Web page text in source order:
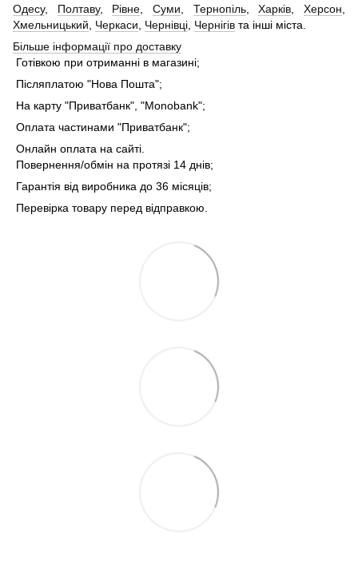
Одесу, Полтаву, Рівне ,Суми Тернопіль,Харків ,Херсон
Хмельницький
Черкаси Чернівці Чернігів та інші міста.
Більше інформації про доставку
Готівкою при отриманні в магазині;
Післяплатою "Нова Пошта";
На карту "Приватбанк", "Monobank";
Оплата частинами "Приватбанк";
Онлайн оплата на сайті.
Повернення/обмін на протязі 14 днів;
Гарантія від виробника до 36 місяців;
Перевірка товару перед відправкою.